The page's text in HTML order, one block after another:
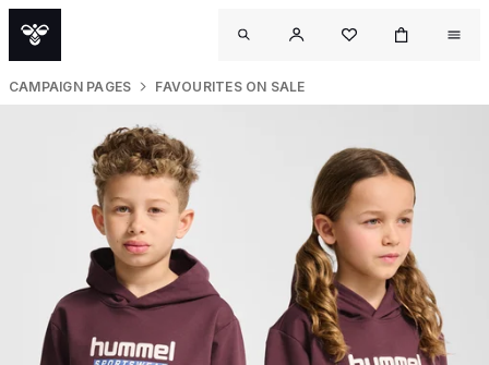
CAMPAIGN PAGES FAVOURITES ON SALE